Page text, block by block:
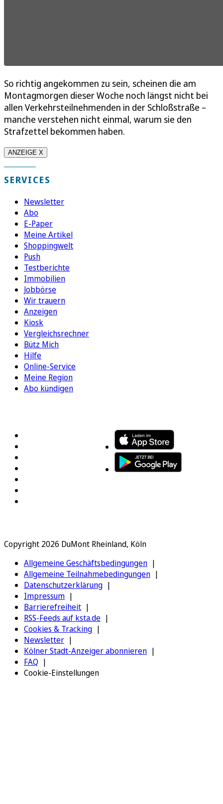
So richtig angekommen zu sein, scheinen die am
Montagmorgen dieser Woche noch längst nicht bei
allen Verkehrsteilnehmenden in der Schloßstraße –
manche verstehen nicht einmal, warum sie den
Strafzettel bekommen haben.
ANZEIGE X
SERVICES
Newsletter
Abo
E-Paper
Meine Artikel
Shoppingwelt
Push
Testberichte
Immobilien
Jobbörse
Wir trauern
Anzeigen
Kiosk
Vergleichsrechner
Bütz Mich
Hilfe
Online-Service
Meine Region
Abo kündigen
Copyright 2026 DuMont Rheinland, Köln
Allgemeine Geschäftsbedingungen
Allgemeine Teilnahmebedingungen
Datenschutzerklärung
Impressum
Barrierefreiheit
RSS-Feeds auf ksta.de
Cookies & Tracking
Newsletter
Kölner Stadt-Anzeiger abonnieren
FAQ
Cookie-Einstellungen